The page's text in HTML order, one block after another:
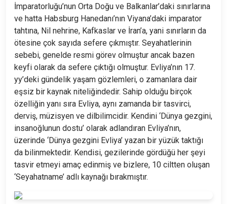
İmparatorluğu’nun Orta Doğu ve Balkanlar’daki sınırlarına
ve hatta Habsburg Hanedanı’nın Viyana’daki imparator
tahtına, Nil nehrine, Kafkaslar ve İran’a, yani sınırların da
ötesine çok sayıda sefere çıkmıştır. Seyahatlerinin
sebebi, genelde resmi görev olmuştur ancak bazen
keyfi olarak da sefere çıktığı olmuştur. Evliya’nın 17.
yy’deki gündelik yaşam gözlemleri, o zamanlara dair
eşsiz bir kaynak niteliğindedir. Sahip olduğu birçok
özelliğin yanı sıra Evliya, aynı zamanda bir tasvirci,
derviş, müzisyen ve dilbilimcidir. Kendini ‘Dünya gezgini,
insanoğlunun dostu’ olarak adlandıran Evliya’nın,
üzerinde ‘Dünya gezgini Evliya’ yazan bir yüzük taktığı
da bilinmektedir. Kendisi, gezilerinde gördüğü her şeyi
tasvir etmeyi amaç edinmiş ve bizlere, 10 ciltten oluşan
‘Seyahatname’ adlı kaynağı bırakmıştır.